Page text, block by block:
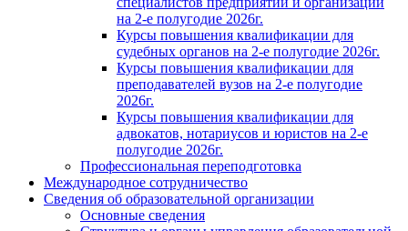
на 2-е полугодие 2026г.
Курсы повышения квалификации для
судебных органов на 2-е полугодие 2026г.
Курсы повышения квалификации для
преподавателей вузов на 2-е полугодие
2026г.
Курсы повышения квалификации для
адвокатов, нотариусов и юристов на 2-е
полугодие 2026г.
Профессиональная переподготовка
Международное сотрудничество
Сведения об образовательной организации
Основные сведения